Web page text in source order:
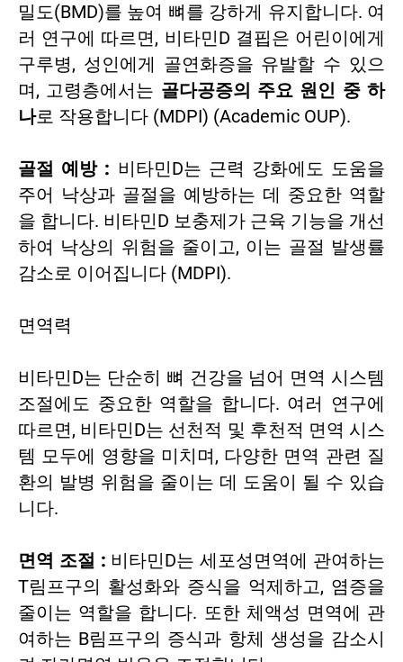
밀도(BMD)를 높여 뼈를 강하게 유지합니다. 여
러 연구에 따르면, 비타민D 결핍은 어린이에게
구루병, 성인에게 골연화증을 유발할 수 있으
며, 고령층에서는 골다공증의 주요 원인 중 하
나로 작용합니다 (MDPI) (Academic OUP).
골절 예방 : 비타민D는 근력 강화에도 도움을
주어 낙상과 골절을 예방하는 데 중요한 역할
을 합니다. 비타민D 보충제가 근육 기능을 개선
하여 낙상의 위험을 줄이고, 이는 골절 발생률
감소로 이어집니다 (MDPI).
면역력
비타민D는 단순히 뼈 건강을 넘어 면역 시스템
조절에도 중요한 역할을 합니다. 여러 연구에
따르면, 비타민D는 선천적 및 후천적 면역 시스
템 모두에 영향을 미치며, 다양한 면역 관련 질
환의 발병 위험을 줄이는 데 도움이 될 수 있습
니다.
면역 조절 : 비타민D는 세포성면역에 관여하는
T림프구의 활성화와 증식을 억제하고, 염증을
줄이는 역할을 합니다. 또한 체액성 면역에 관
여하는 B림프구의 증식과 항체 생성을 감소시